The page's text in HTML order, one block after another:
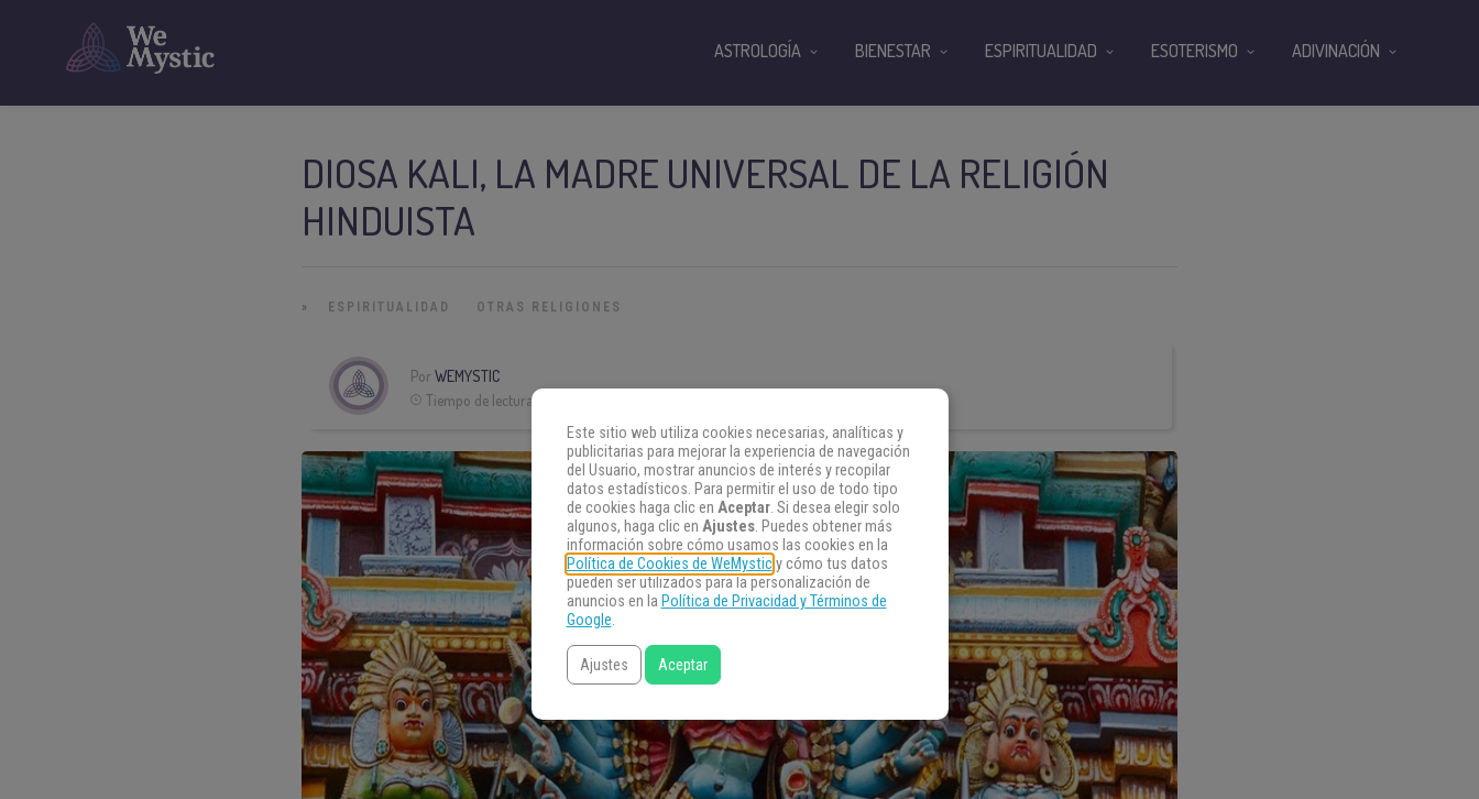
DIOSA KALI, LA MADRE UNIVERSAL DE LA RELIGIÓN
HINDUISTA
» ESPIRITUALIDAD OTRAS RELIGIONES
Por WEMYSTIC
Tiempo de lectura:
ASTROLOGÍA BIENESTAR ESPIRITUALIDAD ESOTERISMO ADIVINACIÓN
Este sitio web utiliza cookies necesarias, analíticas y
publicitarias para mejorar la experiencia de navegación
del Usuario, mostrar anuncios de interés y recopilar
datos estadísticos. Para permitir el uso de todo tipo
de cookies haga clic en Aceptar. Si desea elegir solo
algunos, haga clic en Ajustes. Puedes obtener más
información sobre cómo usamos las cookies en la
Política de Cookies de WeMysticy cómo tus datos
pueden ser utilizados para la personalización de
anuncios en la Política de Privacidad y Términos de
Google.
Ajustes Aceptar